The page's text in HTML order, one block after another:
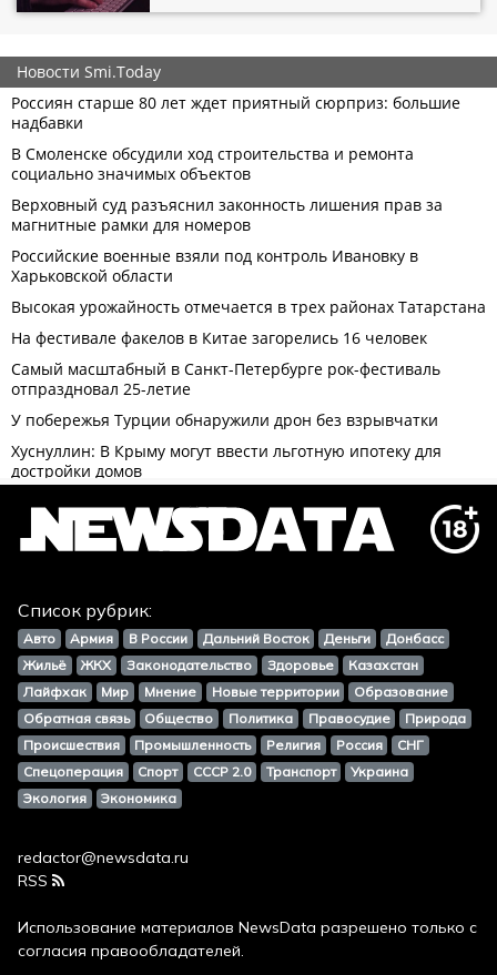
Список рубрик:
Авто Армия В России Дальний Восток Деньги
Донбасс
Жильё
ЖКХ Законодательство Здоровье
Казахстан
Лайфхак
Мир Мнение Новые территории
Образование
Обратная связь
Общество Политика Правосудие
Природа
Происшествия
Промышленность Религия Россия
СНГ
Спецоперация
Спорт СССР 2.0 Транспорт
Украина
Экология
Экономика
redactor@newsdata.ru
RSS
Использование материалов NewsData разрешено только с
согласия правообладателей.